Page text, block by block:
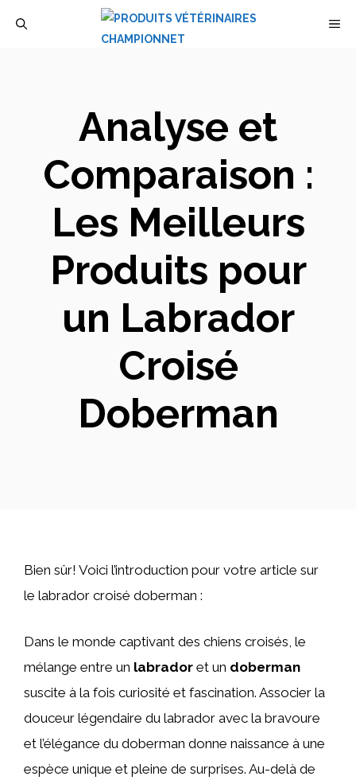
Analyse et
Comparaison :
Les Meilleurs
Produits pour
un Labrador
Croisé
Doberman
Bien sûr! Voici l’introduction pour votre article sur
le labrador croisé doberman :
Dans le monde captivant des chiens croisés, le
mélange entre un labrador et un doberman
suscite à la fois curiosité et fascination. Associer la
douceur légendaire du labrador avec la bravoure
et l’élégance du doberman donne naissance à une
espèce unique et pleine de surprises. Au-delà de